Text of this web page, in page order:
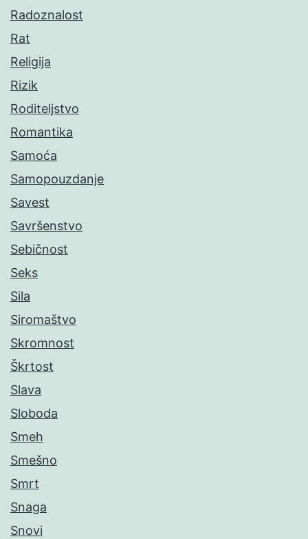
Radoznalost
Rat
Religija
Rizik
Roditeljstvo
Romantika
Samoća
Samopouzdanje
Savest
Savršenstvo
Sebičnost
Seks
Sila
Siromaštvo
Skromnost
Škrtost
Slava
Sloboda
Smeh
Smešno
Smrt
Snaga
Snovi